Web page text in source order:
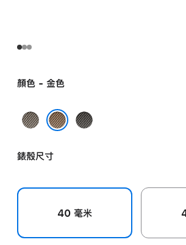
顏色 - 金色
原
石
錶殼尺寸
40 毫米